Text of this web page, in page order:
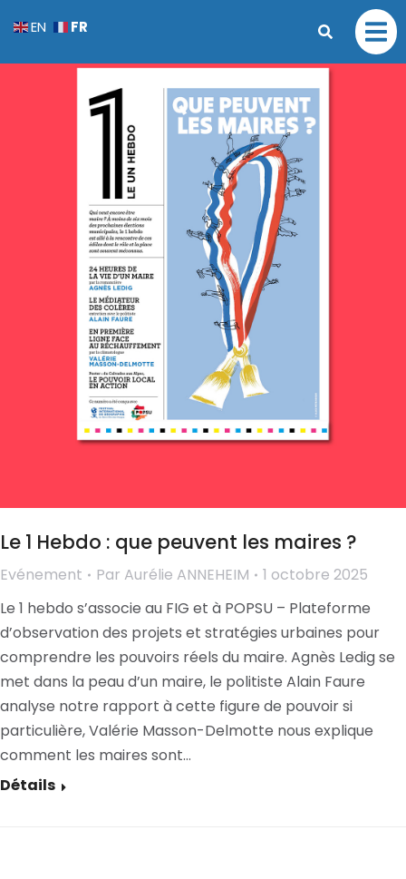
Le 1 Hebdo : que peuvent les maires ?
Evénement Par Aurélie ANNEHEIM
1 octobre 2025
Le 1 hebdo s’associe au FIG et à POPSU – Plateforme
d’observation des projets et stratégies urbaines pour
comprendre les pouvoirs réels du maire. Agnès Ledig se
met dans la peau d’un maire, le politiste Alain Faure
analyse notre rapport à cette figure de pouvoir si
particulière, Valérie Masson-Delmotte nous explique
comment les maires sont…
Détails
EN FR